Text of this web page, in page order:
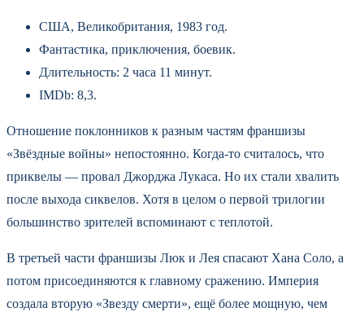
США, Великобритания, 1983 год.
Фантастика, приключения, боевик.
Длительность: 2 часа 11 минут.
IMDb: 8,3.
Отношение поклонников к разным частям франшизы
«Звёздные войны» непостоянно. Когда-то считалось, что
приквелы — провал Джорджа Лукаса. Но их стали хвалить
после выхода сиквелов. Хотя в целом о первой трилогии
большинство зрителей вспоминают с теплотой.
В третьей части франшизы Люк и Лея спасают Хана Соло, а
потом присоединяются к главному сражению. Империя
создала вторую «Звезду смерти», ещё более мощную, чем